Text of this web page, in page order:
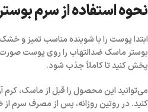
نحوه استفاده از سرم
ابتدا پوست را با شوینده مناسب تمیز و
بوستر ماسک ضدالتهاب را روی پوست صورت
پخش کنید تا کاملاً جذب شود.
می‌توانید این محصول را قبل از ماسک، کرم
کنید. در روتین روزانه، پس از مصرف سرم